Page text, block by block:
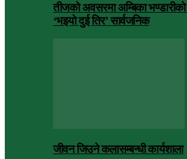
तीजको अवसरमा अम्बिका
‘भइयो दुई तिर’ सार्वजनिक
जीवन जिउने कलासम्बन्धी कार्यशाला